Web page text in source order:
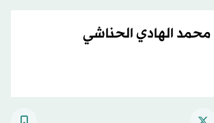
محمد الهادي الحناشي